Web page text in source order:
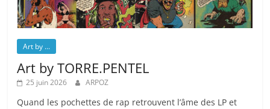
Art by ...
Art by TORRE.PENTEL
25 juin 2026 ARPOZ
Quand les pochettes de rap retrouvent l’âme des LP et